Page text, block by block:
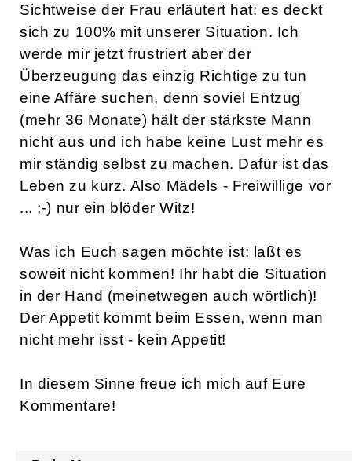
Sichtweise der Frau erläutert hat: es deckt
sich zu 100% mit unserer Situation. Ich
werde mir jetzt frustriert aber der
Überzeugung das einzig Richtige zu tun
eine Affäre suchen, denn soviel Entzug
(mehr 36 Monate) hält der stärkste Mann
nicht aus und ich habe keine Lust mehr es
mir ständig selbst zu machen. Dafür ist das
Leben zu kurz. Also Mädels - Freiwillige vor
... ;-) nur ein blöder Witz!
Was ich Euch sagen möchte ist: laßt es
soweit nicht kommen! Ihr habt die Situation
in der Hand (meinetwegen auch wörtlich)!
Der Appetit kommt beim Essen, wenn man
nicht mehr isst - kein Appetit!
In diesem Sinne freue ich mich auf Eure
Kommentare!